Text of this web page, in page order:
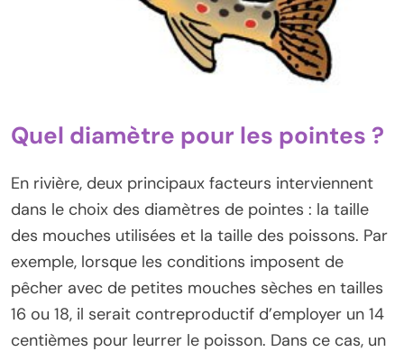
Quel diamètre pour les pointes ?
En rivière, deux principaux facteurs interviennent
dans le choix des diamètres de pointes : la taille
des mouches utilisées et la taille des poissons. Par
exemple, lorsque les conditions imposent de
pêcher avec de petites mouches sèches en tailles
16 ou 18, il serait contreproductif d’employer un 14
centièmes pour leurrer le poisson. Dans ce cas, un